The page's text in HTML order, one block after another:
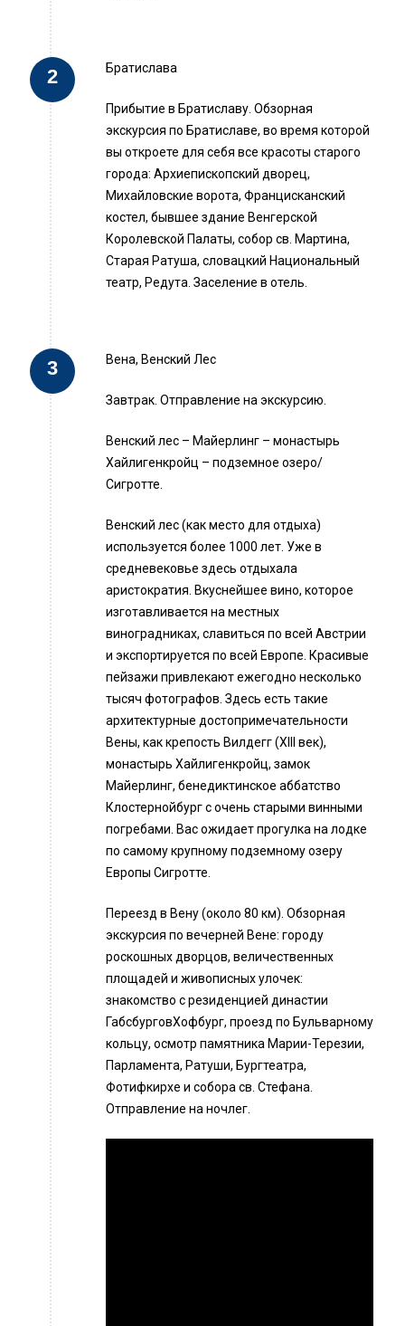
Братислава
Прибытие в Братиславу. Обзорная
экскурсия по Братиславе, во время которой
вы откроете для себя все красоты старого
города: Архиепископский дворец,
Михайловские ворота, Францисканский
костел, бывшее здание Венгерской
Королевской Палаты, собор св. Мартина,
Старая Ратуша, словацкий Национальный
театр, Редута. Заселение в отель.
Вена, Венский Лес
Завтрак. Отправление на экскурсию.
Венский лес – Майерлинг – монастырь
Хайлигенкройц – подземное озеро/
Сигротте.
Венский лес (как место для отдыха)
используется более 1000 лет. Уже в
средневековье здесь отдыхала
аристократия. Вкуснейшее вино, которое
изготавливается на местных
виноградниках, славиться по всей Австрии
и экспортируется по всей Европе. Красивые
пейзажи привлекают ежегодно несколько
тысяч фотографов. Здесь есть такие
архитектурные достопримечательности
Вены, как крепость Вилдегг (XIII век),
монастырь Хайлигенкройц, замок
Майерлинг, бенедиктинское аббатство
Клостернойбург с очень старыми винными
погребами. Вас ожидает прогулка на лодке
по самому крупному подземному озеру
Европы Сигротте.
Переезд в Вену (около 80 км). Обзорная
экскурсия по вечерней Вене: городу
роскошных дворцов, величественных
площадей и живописных улочек:
знакомство с резиденцией династии
ГабсбурговХофбург, проезд по Бульварному
кольцу, осмотр памятника Марии-Терезии,
Парламента, Ратуши, Бургтеатра,
Фотифкирхе и собора св. Стефана.
Отправление на ночлег.